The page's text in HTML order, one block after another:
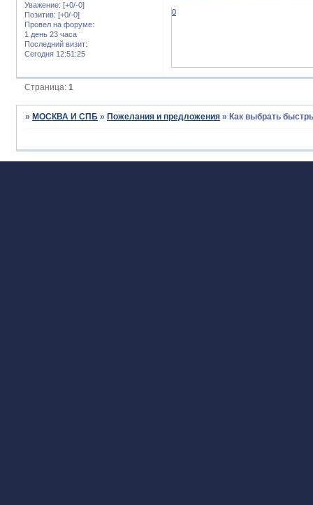
Уважение: [+0/-0]
Позитив: [+0/-0]
Провел на форуме:
1 день 23 часа
Последний визит:
Сегодня 12:51:25
0
Страница:1
» МОСКВА И СПБ » Пожелания и предложения » Как выбрать